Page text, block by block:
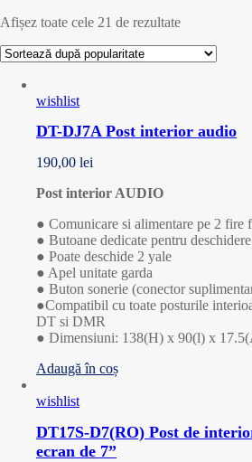
Afișez toate cele 21 de rezultate
wishlist
DT-DJ7A Post interior audio
190,00 lei
Post interior AUDIO
● Comunicare si alimentare pe 2 fire
● Butoane dedicate pentru
● Poate deschide 2 yale
● Apel unitate garda
● Buton sonerie (conector
●Compatibil cu toate posturile
DT si DMR
● Dimensiuni: 138(H) x 90(l) x
Adaugă în coș
wishlist
DT17S-D7(RO) Post de
ecran de 7”